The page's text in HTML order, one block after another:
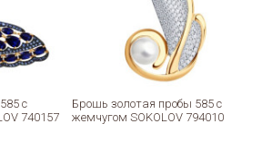
с
740157
Брошь золотая пробы 585 с
жемчугом SOKOLOV 794010